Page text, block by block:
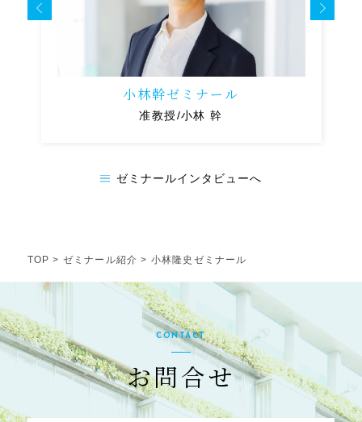
小林幹ゼミナール
准教授/小林 幹
ゼミナールインタビューへ
TOP > ゼミナール紹介 > 小林隆史ゼミナール
CONTACT
お問合せ